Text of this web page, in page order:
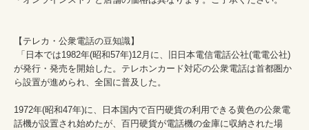
【テレカ・公衆電話の豆知識】
が発行・発売を開始した。テレホンカード対応の公衆電話は首都圏か
ら設置が進められ、全国に普及した。
1972年(昭和47年)に、日本国内で百円硬貨の利用できる黄色の公衆電
話機が設置され始めたが、百円硬貨が電話機の金庫に収納された場